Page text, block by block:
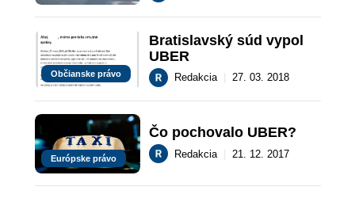
Občianske právo
Bratislavský súd vypol
UBER
Redakcia 27. 03. 2018
Európske právo
Čo pochovalo UBER?
Redakcia 21. 12. 2017